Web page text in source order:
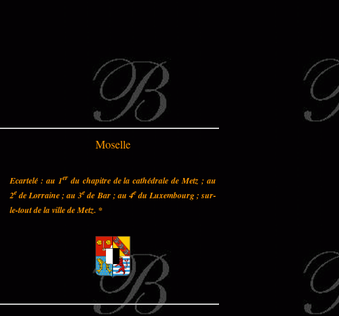
Moselle
Ecartelé : au 1erdu chapitre de la cathédrale de Metz ; au
2ede Lorraine ; au 3ede Bar ; au 4edu Luxembourg ; sur-
le-tout de la ville de Metz. *